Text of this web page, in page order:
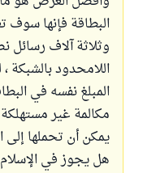
البطاقة فإنها سوف
وثلاثة آلاف رسائل
اللامحدود
المبلغ نفسه في
مكالمة غير
يمكن أن تحملها إلى
هل يجوز في